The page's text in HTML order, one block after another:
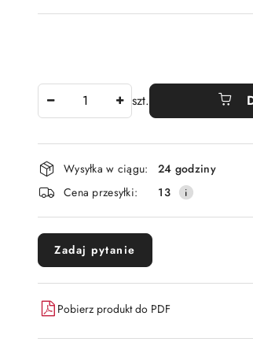
szt.
Dostępność
i
dostawa
Wysyłka w ciągu:
24 godziny
Cena przesyłki:
13
Zadaj pytanie
Pobierz produkt do PDF